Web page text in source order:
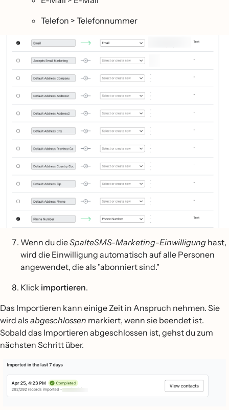
Telefon > Telefonnummer
Wenn du dieSpalteSMS-Marketing-Einwilligung hast,
wird die Einwilligung automatisch auf alle Personen
angewendet, die als "abonniert sind."
Klick importieren.
Das Importieren kann einige Zeit in Anspruch nehmen. Sie
wird als abgeschlossen markiert, wenn sie beendet ist.
Sobald das Importieren abgeschlossen ist, gehst du zum
nächsten Schritt über.